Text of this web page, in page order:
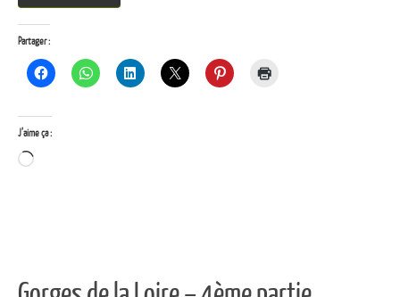
Partager :
J’aime ça :
Chargement…